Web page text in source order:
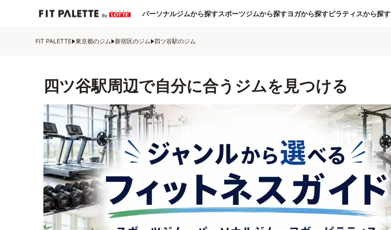
パーソナルジムから探すスポーツジムから探すヨガから探すピラティスから探す
FIT PALETTE 東京都のジム 新宿区のジム 四ツ谷駅のジム
四ツ谷駅周辺で自分に合うジムを見つける